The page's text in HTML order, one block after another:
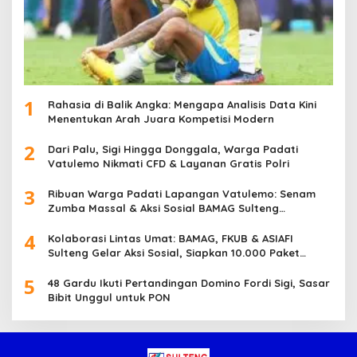
1
Rahasia di Balik Angka: Mengapa Analisis Data Kini
Menentukan Arah Juara Kompetisi Modern
2
Dari Palu, Sigi Hingga Donggala, Warga Padati
Vatulemo Nikmati CFD & Layanan Gratis Polri
3
Ribuan Warga Padati Lapangan Vatulemo: Senam
Zumba Massal & Aksi Sosial BAMAG Sulteng
4
Kolaborasi Lintas Umat: BAMAG, FKUB & ASIAFI
Sulteng Gelar Aksi Sosial, Siapkan 10.000 Paket
5
48 Gardu Ikuti Pertandingan Domino Fordi Sigi, Sasar
Bibit Unggul untuk PON